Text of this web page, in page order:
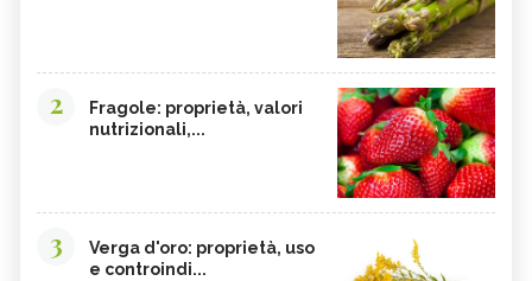
2
Fragole: proprietà, valori
nutrizionali,...
3
Verga d'oro: proprietà, uso
e controindi...